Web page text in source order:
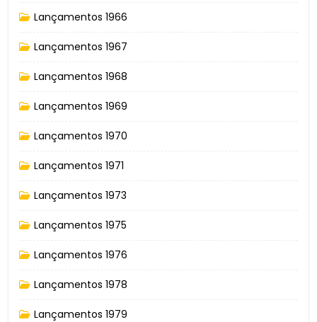
Lançamentos 1966
Lançamentos 1967
Lançamentos 1968
Lançamentos 1969
Lançamentos 1970
Lançamentos 1971
Lançamentos 1973
Lançamentos 1975
Lançamentos 1976
Lançamentos 1978
Lançamentos 1979